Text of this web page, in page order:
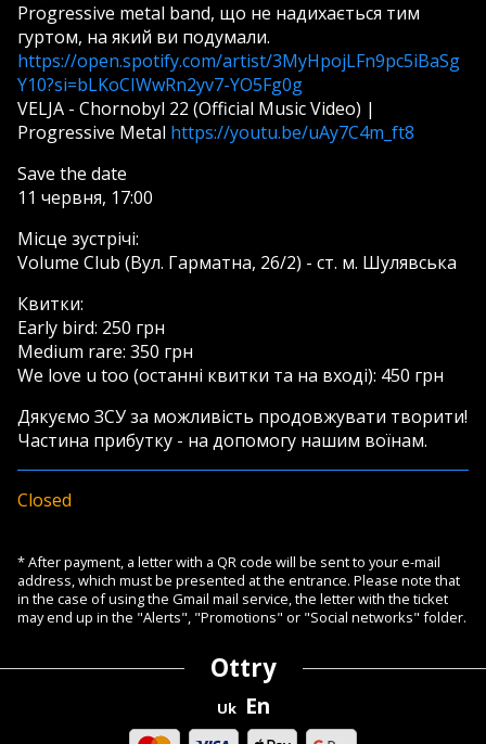
Progressive metal band, що не надихається тим
гуртом, на який ви подумали.
https://open.spotify.com/artist/3MyHpojLFn9pc5iBaSg
Y10?si=bLKoCIWwRn2yv7-YO5Fg0g
VELJA - Chornobyl 22 (Official Music Video) |
Progressive Metal https://youtu.be/uAy7C4m_ft8
Save the date
11 червня, 17:00
Місце зустрічі:
Volume Club (Вул. Гарматна, 26/2) - ст. м. Шулявська
Квитки:
Early bird: 250 грн
Medium rare: 350 грн
We love u too (останні квитки та на вході): 450 грн
Дякуємо ЗСУ за можливість продовжувати творити!
Частина прибутку - на допомогу нашим воїнам.
Closed
* After payment, a letter with a QR code will be sent to your e-mail
address, which must be presented at the entrance. Please note that
in the case of using the Gmail mail service, the letter with the ticket
may end up in the "Alerts", "Promotions" or "Social networks" folder.
Ottry
Uk En